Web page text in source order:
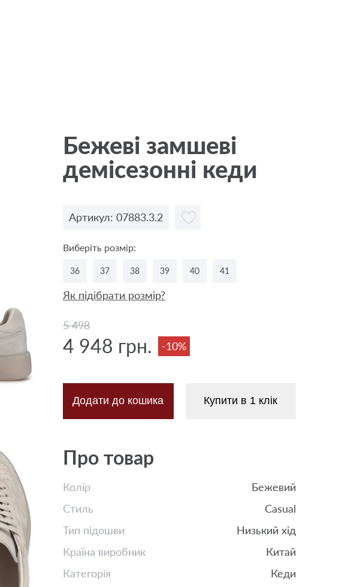
Бежевi замшеві
демісезонні кеди
Артикул: 07883.3.2
Виберіть розмір:
36 37 38 39 40 41
Як підібрати розмір?
5 498
4 948 грн. -10%
Додати до кошика Купити в 1 клік
Про товар
Колір
Бежевий
Стиль
Casual
Тип підошви
Низький хід
Країна виробник
Китай
Категорія
Кеди